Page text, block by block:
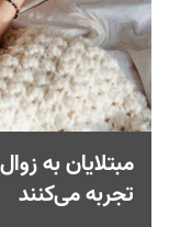
مبتلایان به
تجربه می‌کنند